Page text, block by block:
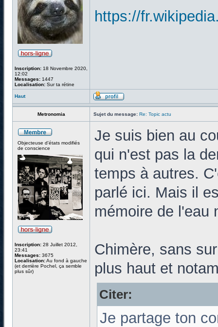
Inscription: 18 Novembre 2020,
12:02
Messages: 1447
Localisation: Sur ta rétine
https://
Haut
Metronomia Sujet du message: Re: Topic actu
Objecteuse d'états modifiés
de conscience
Inscription: 28 Juillet 2012,
23:41
Messages: 3675
Localisation:Au fond à gauche
(et derrière Pochel, ça semble
plus sûr)
Je suis bien au
qui n'est pas la
temps à autres.
parlé ici. Mais il
mémoire de l'eau
Chimère, sans
plus haut et
Citer:
Je partage ton